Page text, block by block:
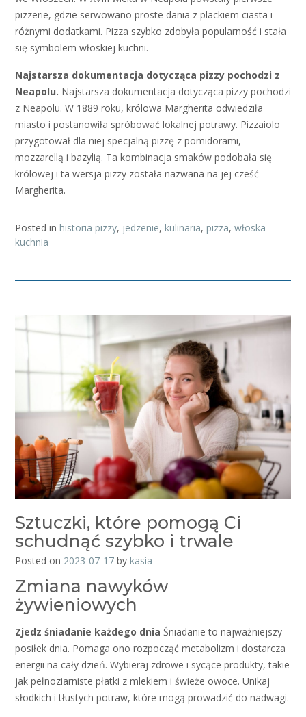
pizzerie, gdzie serwowano proste dania z plackiem ciasta i
różnymi dodatkami. Pizza szybko zdobyła popularność i stała
się symbolem włoskiej kuchni.
Najstarsza dokumentacja dotycząca pizzy pochodzi z
Neapolu. Najstarsza dokumentacja dotycząca pizzy pochodzi
z Neapolu. W 1889 roku, królowa Margherita odwiedziła
miasto i postanowiła spróbować lokalnej potrawy. Pizzaiolo
przygotował dla niej specjalną pizzę z pomidorami,
mozzarellą i bazylią. Ta kombinacja smaków podobała się
królowej i ta wersja pizzy została nazwana na jej cześć -
Margherita.
Posted in historia pizzy, jedzenie, kulinaria, pizza, włoska
kuchnia
Sztuczki, które pomogą Ci
schudnąć szybko i trwale
Posted on 2023-07-17 by kasia
Zmiana nawyków
żywieniowych
Zjedz śniadanie każdego dnia Śniadanie to najważniejszy
posiłek dnia. Pomaga ono rozpocząć metabolizm i dostarcza
energii na cały dzień. Wybieraj zdrowe i sycące produkty, takie
jak pełnoziarniste płatki z mlekiem i świeże owoce. Unikaj
słodkich i tłustych potraw, które mogą prowadzić do nadwagi.